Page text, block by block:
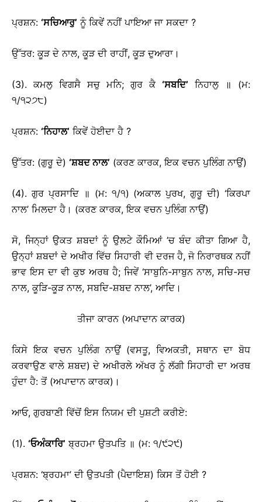
ਪ੍ਰਸ਼ਨ: ‘ਸਚਿਆਰੁ’ ਨੂੰ ਕਿਵੇਂ ਨਹੀਂ ਪਾਇਆ ਜਾ ਸਕਦਾ ?
ਉੱਤਰ: ਕੂੜ ਦੇ ਨਾਲ, ਕੂੜ ਦੀ ਰਾਹੀਂ, ਕੂੜ ਦੁਆਰਾ।
(3). ਕਮਲੁ ਵਿਗਸੈ ਸਚੁ ਮਨਿ; ਗੁਰ ਕੈ ‘ਸਬਦਿ’ ਨਿਹਾਲੁ ॥ (ਮ:
੧/੧੨੭੮)
ਪ੍ਰਸ਼ਨ: ‘ਨਿਹਾਲ’ ਕਿਵੇਂ ਹੋਈਦਾ ਹੈ ?
ਉੱਤਰ: (ਗੁਰੂ ਦੇ) ‘ਸ਼ਬਦ ਨਾਲ’ (ਕਰਣ ਕਾਰਕ, ਇਕ ਵਚਨ ਪੁਲਿੰਗ ਨਾਉਂ)
(4). ਗੁਰ ਪ੍ਰਸਾਦਿ ॥ (ਮ: ੧/੧) (ਅਕਾਲ ਪੁਰਖ, ਗੁਰੂ ਦੀ) ‘ਕਿਰਪਾ
ਨਾਲ’ ਮਿਲਦਾ ਹੈ। (ਕਰਣ ਕਾਰਕ, ਇਕ ਵਚਨ ਪੁਲਿੰਗ ਨਾਉਂ)
ਸੋ, ਜਿਨ੍ਹਾਂ ਉਕਤ ਸ਼ਬਦਾਂ ਨੂੰ ਉਲਟੇ ਕੌਮਿਆਂ ’ਚ ਬੰਦ ਕੀਤਾ ਗਿਆ ਹੈ,
ਉਨ੍ਹਾਂ ਸ਼ਬਦਾਂ ਦੇ ਅਖੀਰ ਵਿੱਚ ਸਿਹਾਰੀ ਵੀ ਦਰਜ ਹੈ, ਜੋ ਨਿਰਾਰਥਕ ਨਹੀਂ
ਭਾਵ ਇਸ ਦਾ ਵੀ ਕੁਝ ਅਰਥ ਹੈ; ਜਿਵੇਂ ‘ਸਾਬੁਨਿ-ਸਾਬੁਨ ਨਾਲ, ਸਚਿ-ਸਚ
ਨਾਲ, ਕੂੜਿ-ਕੂੜ ਨਾਲ, ਸਬਦਿ-ਸ਼ਬਦ ਨਾਲ’, ਆਦਿ।
ਤੀਜਾ ਕਾਰਨ (ਅਪਾਦਾਨ ਕਾਰਕ)
ਕਿਸੇ ਇਕ ਵਚਨ ਪੁਲਿੰਗ ਨਾਉਂ (ਵਸਤੂ, ਵਿਅਕਤੀ, ਸਥਾਨ ਦਾ ਬੋਧ
ਕਰਵਾਉਣ ਵਾਲੇ ਸ਼ਬਦ) ਦੇ ਅਖੀਰਲੇ ਅੱਖਰ ਨੂੰ ਲੱਗੀ ਸਿਹਾਰੀ ਦਾ ਅਰਥ
ਹੁੰਦਾ ਹੈ: ਤੋਂ (ਅਪਾਦਾਨ ਕਾਰਕ)।
ਆਓ, ਗੁਰਬਾਣੀ ਵਿੱਚੋਂ ਇਸ ਨਿਯਮ ਦੀ ਪੁਸ਼ਟੀ ਕਰੀਏ:
(1). ‘ਓਅੰਕਾਰਿ’ ਬ੍ਰਹਮਾ ਉਤਪਤਿ ॥ (ਮ: ੧/੯੨੯)
ਪ੍ਰਸ਼ਨ: ‘ਬ੍ਰਹਮਾ’ ਦੀ ਉਤਪਤੀ (ਪੈਦਾਇਸ਼) ਕਿਸ ਤੋਂ ਹੋਈ ?